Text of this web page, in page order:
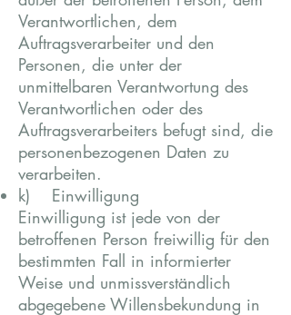
Verantwortlichen, dem
Auftragsverarbeiter und den
Personen, die unter der
unmittelbaren Verantwortung des
Verantwortlichen oder des
Auftragsverarbeiters befugt sind, die
personenbezogenen Daten zu
verarbeiten.
k) Einwilligung
Einwilligung ist jede von der
betroffenen Person freiwillig für den
bestimmten Fall in informierter
Weise und unmissverständlich
abgegebene Willensbekundung in